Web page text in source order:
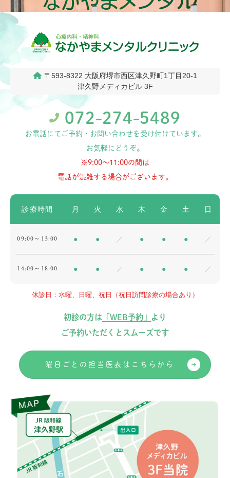
〒593-8322 大阪府堺市西区津久野町1丁目20-1
津久野メディカビル 3F
072-274-5489
お電話にてご予約・お問い合わせを受け付けています。
お気軽にどうぞ。
※9:00〜11:00の間は
電話が混雑する場合がございます。
診療時間 月 火 水 木 金 土 日
09:00～13:00 ● ● ／ ● ● ● ／
14:00～18:00 ● ● ／ ● ● ● ／
休診日：水曜、日曜、祝日（祝日訪問診療の場合あり）
初診の方は 「WEB予約」
より
ご予約いただくとスムーズです
曜日ごとの担当医表はこちらから